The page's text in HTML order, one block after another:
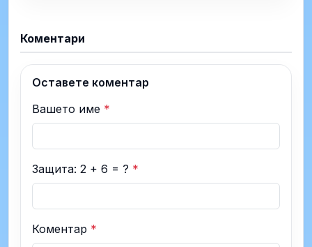
Коментари
Оставете коментар
Вашето име *
Защита: 2 + 6 = ? *
Коментар *